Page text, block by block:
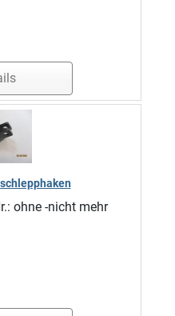
ohne -nicht mehr